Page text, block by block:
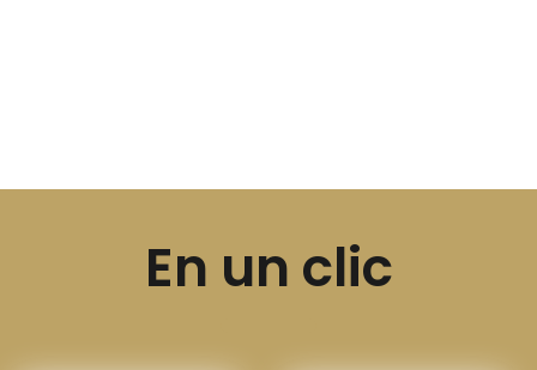
En un clic